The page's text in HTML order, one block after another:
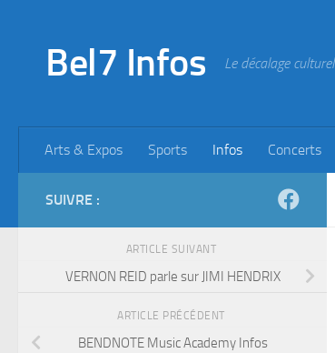
Bel7 Infos Le décalage culturel
Arts & Expos Sports Infos Concerts
SUIVRE :
ARTICLE SUIVANT
VERNON REID parle sur JIMI HENDRIX
ARTICLE PRÉCÉDENT
BENDNOTE Music Academy Infos